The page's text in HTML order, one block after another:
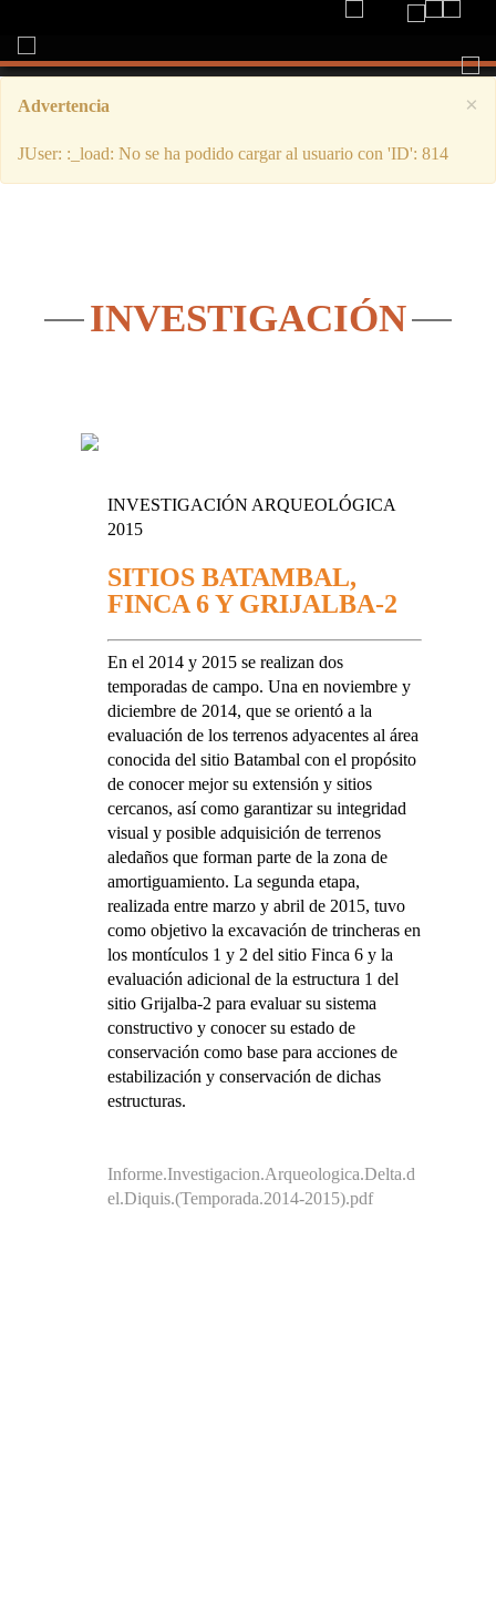
×
Advertencia
JUser: :_load: No se ha podido cargar al usuario con 'ID': 814
INVESTIGACIÓN
INVESTIGACIÓN ARQUEOLÓGICA
2015
SITIOS BATAMBAL,
FINCA 6 Y GRIJALBA-2
En el 2014 y 2015 se realizan dos
temporadas de campo. Una en noviembre y
diciembre de 2014, que se orientó a la
evaluación de los terrenos adyacentes al área
conocida del sitio Batambal con el propósito
de conocer mejor su extensión y sitios
cercanos, así como garantizar su integridad
visual y posible adquisición de terrenos
aledaños que forman parte de la zona de
amortiguamiento. La segunda etapa,
realizada entre marzo y abril de 2015, tuvo
como objetivo la excavación de trincheras en
los montículos 1 y 2 del sitio Finca 6 y la
evaluación adicional de la estructura 1 del
sitio Grijalba-2 para evaluar su sistema
constructivo y conocer su estado de
conservación como base para acciones de
estabilización y conservación de dichas
estructuras.
Informe.Investigacion.Arqueologica.Delta.d
el.Diquis.(Temporada.2014-2015).pdf